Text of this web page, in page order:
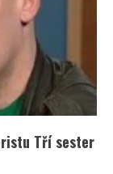
Tří sester